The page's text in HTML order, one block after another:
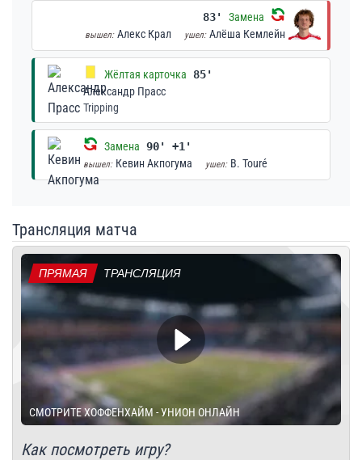
83' Замена
вышел: Алекс Крал ушел: Алёша Кемлейн
Жёлтая карточка
85'
Александр Прасс
Tripping
Замена 90' +1'
вышел: Кевин Акпогума ушел: B. Touré
Трансляция матча
ПРЯМАЯ ТРАНСЛЯЦИЯ
СМОТРИТЕ ХОФФЕНХАЙМ - УНИОН ОНЛАЙН
Как посмотреть игру?